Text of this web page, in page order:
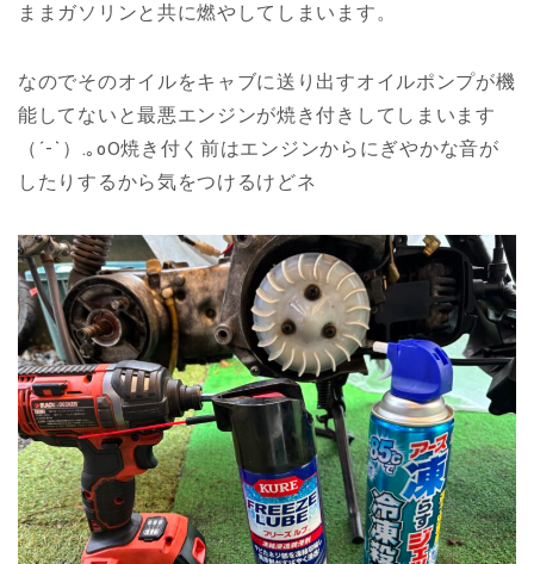
ままガソリンと共に燃やしてしまいます。
なのでそのオイルをキャブに送り出すオイルポンプが機
能してないと最悪エンジンが焼き付きしてしまいます
（´-`）.｡oO焼き付く前はエンジンからにぎやかな音が
したりするから気をつけるけどネ